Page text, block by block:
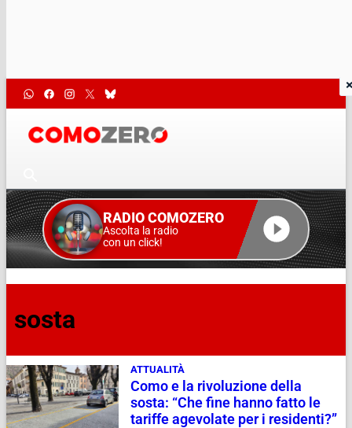
RADIO COMOZERO
Ascolta la radio
con un click!
sosta
ATTUALITÀ
Como e la rivoluzione della
sosta: “Che fine hanno fatto le
tariffe agevolate per i residenti?”